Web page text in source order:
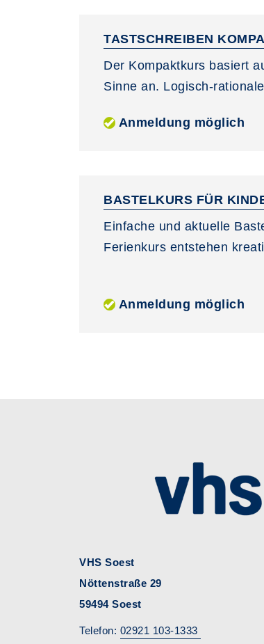
TASTSCHREIBEN
Der Kompaktkurs basiert
Sinne an.
Anmeldung möglich
BASTELKURS FÜR
Einfache und aktuelle
Ferienkurs entstehen
Anmeldung möglich
VHS Soest
Nöttenstraße 29
59494 Soest
Telefon: 02921 103-1333